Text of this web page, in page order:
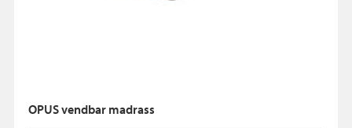
OPUS vendbar madrass